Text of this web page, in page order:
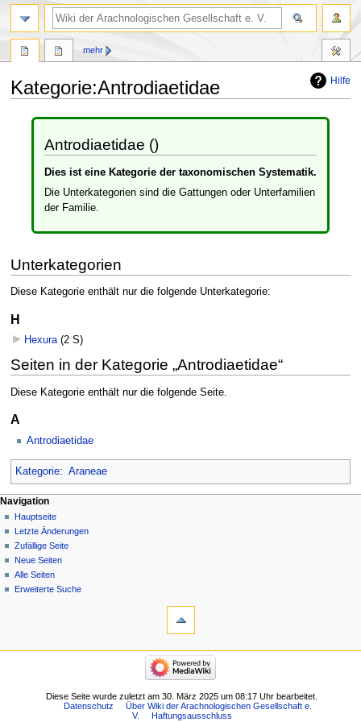
Hilfe
Kategorie:Antrodiaetidae
springen
springenAntrodiaetidae ()
Dies ist eine Kategorie der taxonomischen Systematik.
Die Unterkategorien sind die Gattungen oder Unterfamilien
der Familie.
Unterkategorien
Diese Kategorie enthält nur die folgende Unterkategorie:
H
Hexura‎ (2 S)
Seiten in der Kategorie „Antrodiaetidae“
Diese Kategorie enthält nur die folgende Seite.
A
Antrodiaetidae
Kategorie: Araneae
mehr
Navigation
Hauptseite
Letzte Änderungen
Zufällige Seite
Neue Seiten
Alle Seiten
Erweiterte Suche
Diese Seite wurde zuletzt am 30. März 2025 um 08:17 Uhr bearbeitet.
Datenschutz
Über Wiki der Arachnologischen Gesellschaft e.
V.
Haftungsausschluss